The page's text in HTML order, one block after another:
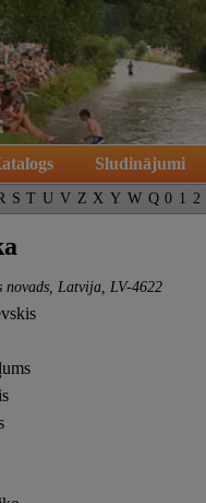
Sludinājumi
S T U V Z X Y W Q 0 1 2
novads, Latvija, LV-4622